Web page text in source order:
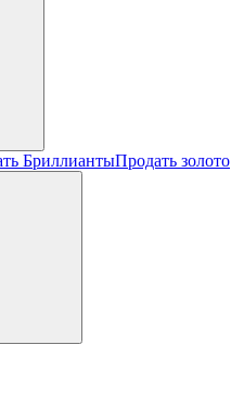
БриллиантыПродать золото